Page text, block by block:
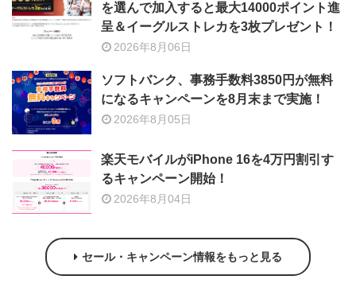
を選んで加入すると最大14000ポイント進
呈＆イーグルストレカを3枚プレゼント！
2026年8月06日
ソフトバンク、事務手数料3850円が無料
になるキャンペーンを8月末まで実施！
2026年8月05日
楽天モバイルがiPhone 16を4万円割引す
るキャンペーン開始！
2026年8月04日
セール・キャンペーン情報をもっと見る